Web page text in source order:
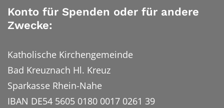
Konto für Spenden oder für andere
Zwecke:
Katholische Kirchengemeinde
Bad Kreuznach Hl. Kreuz
Sparkasse Rhein-Nahe
IBAN DE54 5605 0180 0017 0261 39